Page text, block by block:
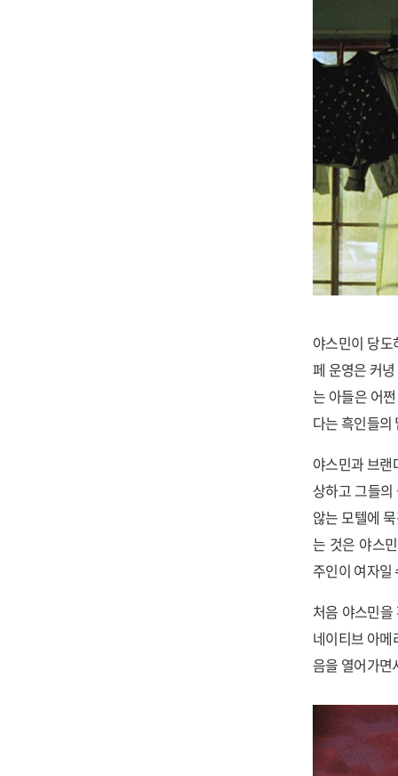
야스민이 당
페 운영은 커
는 아들은 어
다는 흑인들
야스민과 브
상하고 그들
않는 모텔에
는 것은 야스
주인이 여자일
처음 야스민
네이티브 아
음을 열어가면